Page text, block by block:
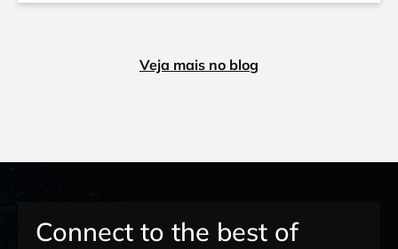
Veja mais no blog
Connect to the best of